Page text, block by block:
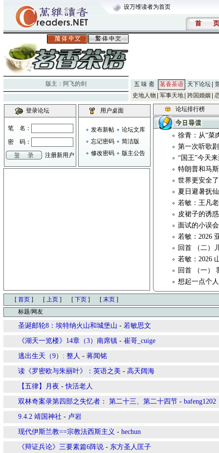
设万维读者为首页
首 页
版主： 阿飞的剑 五 味 斋 茗香茶语 天下论坛
史地人物
军事天地 跨国婚姻
登录论坛
笔 名：
密 码：
注册新用户
用户桌面
发布新帖
论坛文库
忘记密码
简洁版
修改密码
版主公告
论坛排行榜
徐青：从“菜
第一次听歌剧
“国王”今天
特朗普和马
世界更安全
夏日避暑抚
若敏：王凡
皮裙子的诱
面试的小误会
若敏：2026
回首 （二）
若敏：2026
回首 （一）
想起一点个
[ 首页 ] [ 上页 ] [ 下页 ] [ 末页 ]
标题/网友
圣诞邮轮8：埃特纳火山和城堡山 - 若敏思文
《湖天一览楼》14章（3）南席镇 - 崔哥_cuige
逃出生天（9）: 整人 - 蒋闻铭
读《罗密欧与朱丽叶》：英语之美 - 高天阔海
【五律】月夜 -快活老人
双林奇案录第四部之失忆者： 第二十三、第二十四节 - bafeng1202
9.4.2 靖国神社 - 卢岩
现代伊斯兰教==宗教法西斯主义 - hechun
《辩证兵论》三要素篇6阵说 - 东方圣人匡子